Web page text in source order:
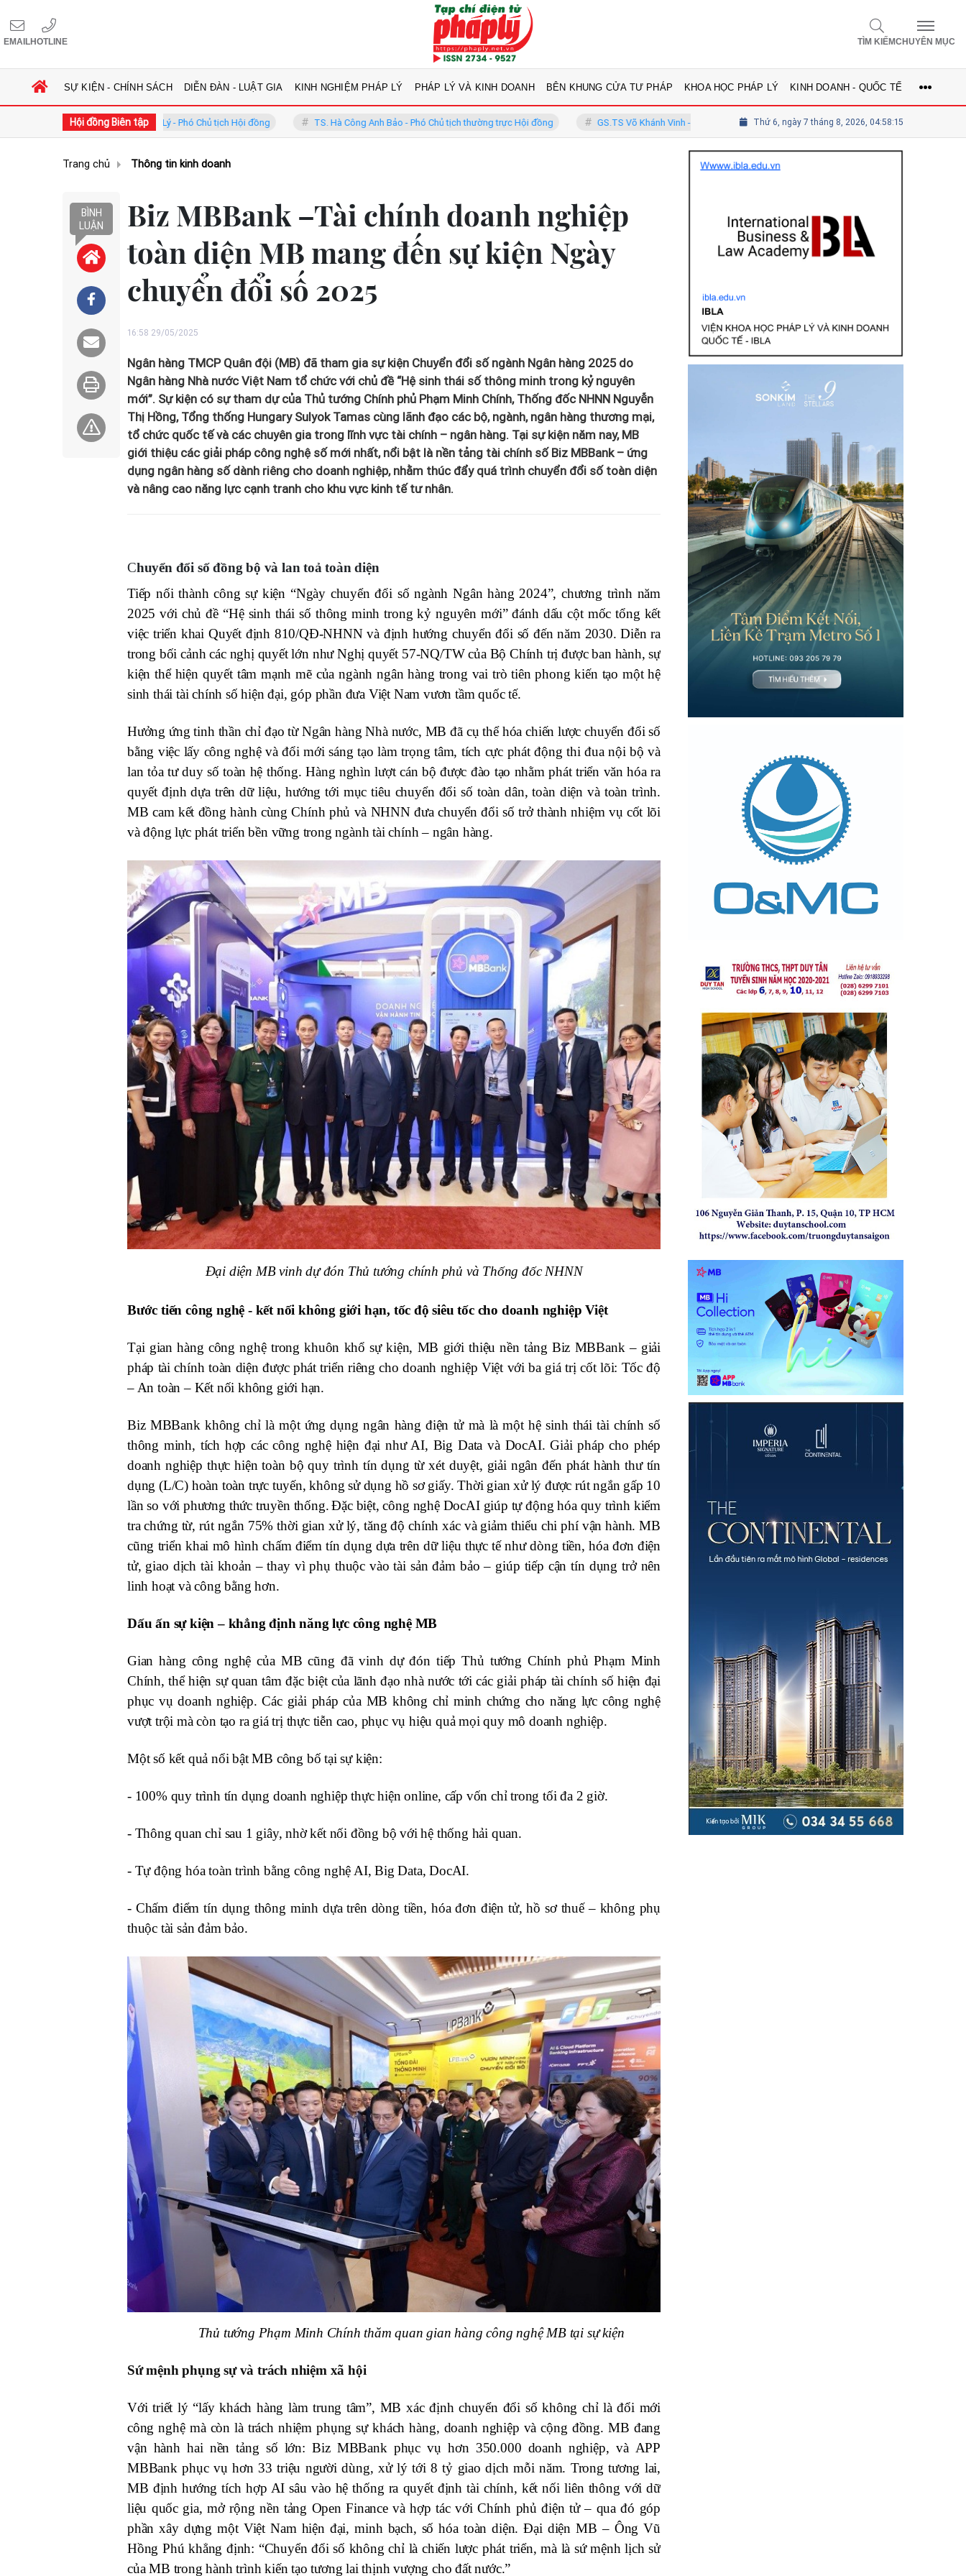
EMAILHOTLINE TÌM KIẾMCHUYÊN MỤC
SỰ KIỆN - CHÍNH SÁCH DIỄN ĐÀN - LUẬT GIA KINH NGHIỆM PHÁP LÝ PHÁP LÝ VÀ KINH DOANH BÊN KHUNG CỬA TƯ PHÁP KHOA HỌC PHÁP LÝ KINH DOANH - QUỐC TẾ
Hội đồng Biên tập
GS.TS. Phan Trung Lý - Phó Chủ tịch Hội đồng TS. Hà Công Anh Bảo - Phó Chủ tịch thường trực Hội đồng GS.TS Võ Khánh Vinh - Ủy viên Hội đồng Tổng biên tập Lê Thị Mai Phương - Ủy viên thường
Thứ 6, ngày 7 tháng 8, 2026, 04:58:16
Trang chủ Thông tin kinh doanh
BÌNH
LUẬN
Biz MBBank –Tài chính doanh nghiệp
toàn diện MB mang đến sự kiện Ngày
chuyển đổi số 2025
16:58 29/05/2025
Ngân hàng TMCP Quân đội (MB) đã tham gia sự kiện Chuyển đổi số ngành Ngân hàng 2025 do
Ngân hàng Nhà nước Việt Nam tổ chức với chủ đề “Hệ sinh thái số thông minh trong kỷ nguyên
mới”. Sự kiện có sự tham dự của Thủ tướng Chính phủ Phạm Minh Chính, Thống đốc NHNN Nguyễn
Thị Hồng, Tổng thống Hungary Sulyok Tamas cùng lãnh đạo các bộ, ngành, ngân hàng thương mại,
tổ chức quốc tế và các chuyên gia trong lĩnh vực tài chính – ngân hàng. Tại sự kiện năm nay, MB
giới thiệu các giải pháp công nghệ số mới nhất, nổi bật là nền tảng tài chính số Biz MBBank – ứng
dụng ngân hàng số dành riêng cho doanh nghiệp, nhằm thúc đẩy quá trình chuyển đổi số toàn diện
và nâng cao năng lực cạnh tranh cho khu vực kinh tế tư nhân.
Chuyển đổi số đồng bộ và lan toả toàn diện
Tiếp nối thành công sự kiện “Ngày chuyển đổi số ngành Ngân hàng 2024”, chương trình năm
2025 với chủ đề “Hệ sinh thái số thông minh trong kỷ nguyên mới” đánh dấu cột mốc tổng kết
việc triển khai Quyết định 810/QĐ-NHNN và định hướng chuyển đổi số đến năm 2030. Diễn ra
trong bối cảnh các nghị quyết lớn như Nghị quyết 57-NQ/TW của Bộ Chính trị được ban hành, sự
kiện thể hiện quyết tâm mạnh mẽ của ngành ngân hàng trong vai trò tiên phong kiến tạo một hệ
sinh thái tài chính số hiện đại, góp phần đưa Việt Nam vươn tầm quốc tế.
Hưởng ứng tinh thần chỉ đạo từ Ngân hàng Nhà nước, MB đã cụ thể hóa chiến lược chuyển đổi số
bằng việc lấy công nghệ và đổi mới sáng tạo làm trọng tâm, tích cực phát động thi đua nội bộ và
lan tỏa tư duy số toàn hệ thống. Hàng nghìn lượt cán bộ được đào tạo nhằm phát triển văn hóa ra
quyết định dựa trên dữ liệu, hướng tới mục tiêu chuyển đổi số toàn dân, toàn diện và toàn trình.
MB cam kết đồng hành cùng Chính phủ và NHNN đưa chuyển đổi số trở thành nhiệm vụ cốt lõi
và động lực phát triển bền vững trong ngành tài chính – ngân hàng.
Đại diện MB vinh dự đón Thủ tướng chính phủ và Thống đốc NHNN
Bước tiến công nghệ - kết nối không giới hạn, tốc độ siêu tốc cho doanh nghiệp Việt
Tại gian hàng công nghệ trong khuôn khổ sự kiện, MB giới thiệu nền tảng Biz MBBank – giải
pháp tài chính toàn diện được phát triển riêng cho doanh nghiệp Việt với ba giá trị cốt lõi: Tốc độ
– An toàn – Kết nối không giới hạn.
Biz MBBank không chỉ là một ứng dụng ngân hàng điện tử mà là một hệ sinh thái tài chính số
thông minh, tích hợp các công nghệ hiện đại như AI, Big Data và DocAI. Giải pháp cho phép
doanh nghiệp thực hiện toàn bộ quy trình tín dụng từ xét duyệt, giải ngân đến phát hành thư tín
dụng (L/C) hoàn toàn trực tuyến, không sử dụng hồ sơ giấy. Thời gian xử lý được rút ngắn gấp 10
lần so với phương thức truyền thống. Đặc biệt, công nghệ DocAI giúp tự động hóa quy trình kiểm
tra chứng từ, rút ngắn 75% thời gian xử lý, tăng độ chính xác và giảm thiểu chi phí vận hành. MB
cũng triển khai mô hình chấm điểm tín dụng dựa trên dữ liệu thực tế như dòng tiền, hóa đơn điện
tử, giao dịch tài khoản – thay vì phụ thuộc vào tài sản đảm bảo – giúp tiếp cận tín dụng trở nên
linh hoạt và công bằng hơn.
Dấu ấn sự kiện – khẳng định năng lực công nghệ MB
Gian hàng công nghệ của MBcũng đã vinh dự đón tiếp Thủ tướng Chính phủ Phạm Minh
Chính, thể hiện sự quan tâm đặc biệtcủa lãnh đạo nhà nước tới các giải pháp tài chính số hiện đại
phục vụ doanh nghiệp. Các giải pháp của MB không chỉ minh chứng cho năng lực công nghệ
vượt trội mà còn tạo ra giá trị thực tiễn cao, phục vụ hiệu quả mọi quy mô doanh nghiệp.
Một số kết quả nổi bật MB công bố tại sự kiện:
- 100% quy trình tín dụng doanh nghiệp thực hiện online, cấp vốn chỉ trong tối đa 2 giờ.
- Thông quan chỉ sau 1 giây, nhờ kết nối đồng bộ với hệ thống hải quan.
- Tự động hóa toàn trình bằng công nghệ AI, Big Data, DocAI.
- Chấm điểm tín dụng thông minh dựa trên dòng tiền, hóa đơn điện tử, hồ sơ thuế – không phụ
thuộc tài sản đảm bảo.
Thủ tướng Phạm Minh Chính thăm quan gian hàng công nghệ MB tại sự kiện
Sứ mệnh phụng sự và trách nhiệm xã hội
Với triết lý “lấy khách hàng làm trung tâm”, MB xác định chuyển đổi số không chỉ là đổi mới
công nghệ mà còn là trách nhiệm phụng sự khách hàng, doanh nghiệp và cộng đồng. MB đang
vận hành hai nền tảng số lớn: Biz MBBank phục vụ hơn 350.000 doanh nghiệp, và APP
MBBank phục vụ hơn 33 triệu người dùng, xử lý tới 8 tỷ giao dịch mỗi năm. Trong tương lai,
MB định hướng tích hợp AI sâu vào hệ thống ra quyết định tài chính, kết nối liên thông với dữ
liệu quốc gia, mở rộng nền tảng Open Finance và hợp tác với Chính phủ điện tử – qua đó góp
phần xây dựng một Việt Nam hiện đại, minh bạch, số hóa toàn diện. Đại diện MB – Ông Vũ
Hồng Phú khẳng định: “Chuyển đổi số không chỉ là chiến lược phát triển, mà là sứ mệnh lịch sử
của MB trong hành trình kiến tạo tương lai thịnh vượng cho đất nước.”